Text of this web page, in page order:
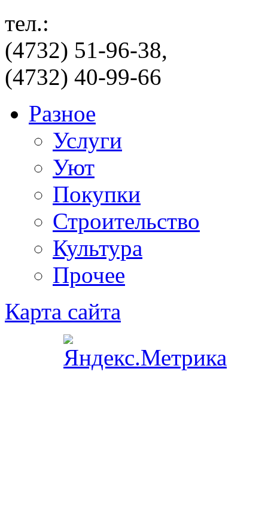
тел.:
(4732) 51-96-38,
(4732) 40-99-66
Разное
Услуги
Уют
Покупки
Строительство
Культура
Прочее
Карта сайта